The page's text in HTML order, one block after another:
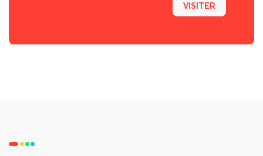
VISITER